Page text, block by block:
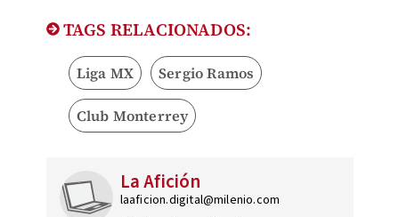
TAGS RELACIONADOS:
Liga MX Sergio Ramos
Club Monterrey
La Afición
laaficion.digital@milenio.com